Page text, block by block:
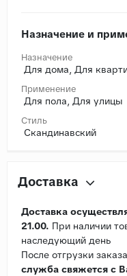
Назначение и
Назначение
Для дома, Для
Применение
Для пола, Для улицы
Стиль
Скандинавский
Доставка
Доставка
21.00. При наличии
наследующий день
После отгрузки
служба свяжется с